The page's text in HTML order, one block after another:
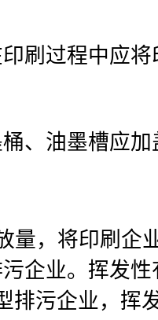
刷过程中应
、油墨槽应加
量，将印刷企
企业。挥发
排污企业，挥